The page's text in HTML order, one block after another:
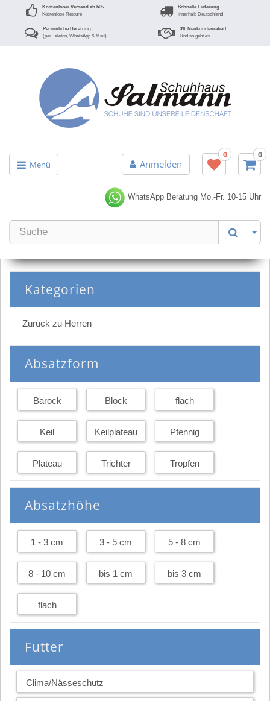
Kostenloser Versand ab 50€
Kostenlose Retoure
Schnelle Lieferung
innerhalb Deutschland
Persönliche Beratung
(per Telefon, WhatsApp & Mail)
3% Neukundenrabatt
Und so geht es …
Menü Anmelden
0 0
WhatsApp Beratung Mo.-Fr. 10-15 Uhr
Kategorien
Zurück zu Herren
Absatzform
Barock Block flach
Keil Keilplateau Pfennig
Plateau Trichter Tropfen
Absatzhöhe
1 - 3 cm 3 - 5 cm 5 - 8 cm
8 - 10 cm bis 1 cm bis 3 cm
flach
Futter
Clima/Nässeschutz